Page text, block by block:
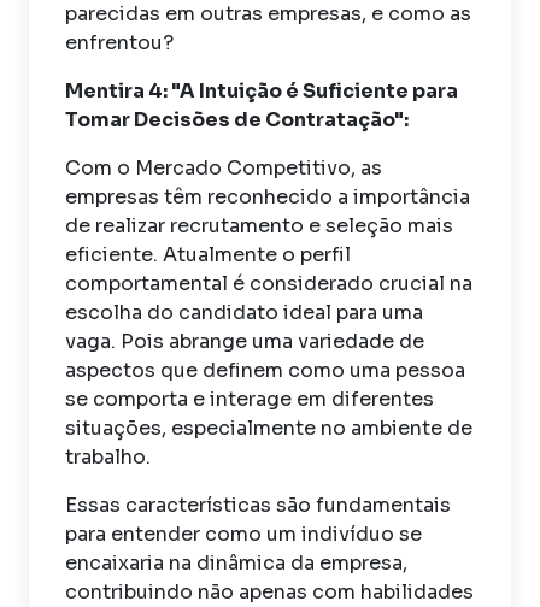
parecidas em outras empresas, e como as
enfrentou?
Mentira 4: "A Intuição é Suficiente para
Tomar Decisões de Contratação":
Com o Mercado Competitivo, as
empresas têm reconhecido a importância
de realizar recrutamento e seleção mais
eficiente. Atualmente o perfil
comportamental é considerado crucial na
escolha do candidato ideal para uma
vaga. Pois abrange uma variedade de
aspectos que definem como uma pessoa
se comporta e interage em diferentes
situações, especialmente no ambiente de
trabalho.
Essas características são fundamentais
para entender como um indivíduo se
encaixaria na dinâmica da empresa,
contribuindo não apenas com habilidades